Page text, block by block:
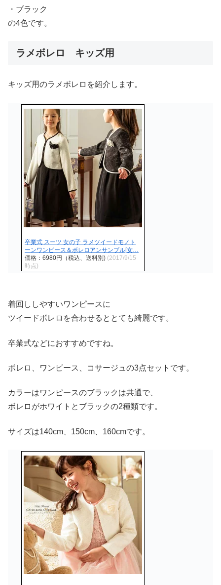
・ブラック
の4色です。
ラメボレロ キッズ用
キッズ用のラメボレロを紹介します。
卒業式 スーツ 女の子 ラメツイードモノト
ーンワンピース＆ボレロアンサンブル[女…
価格：6980円（税込、送料別) (2017/9/15
時点)
着回ししやすいワンピースに
ツイードボレロを合わせるととても綺麗です。
卒業式などにおすすめですね。
ボレロ、ワンピース、コサージュの3点セットです。
カラーはワンピースのブラックは共通で、
ボレロがホワイトとブラックの2種類です。
サイズは140cm、150cm、160cmです。